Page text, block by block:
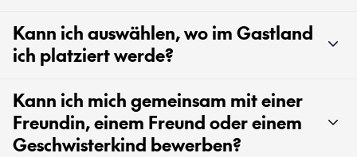
Kann ich auswählen, wo im Gastland
ich platziert werde?
Kann ich mich gemeinsam mit einer
Freundin, einem Freund oder einem
Geschwisterkind bewerben?